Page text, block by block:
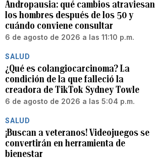
Andropausia: qué cambios atraviesan
los hombres después de los 50 y
cuándo conviene consultar
6 de agosto de 2026 a las 11:10 p.m.
SALUD
¿Qué es colangiocarcinoma? La
condición de la que falleció la
creadora de TikTok Sydney Towle
6 de agosto de 2026 a las 5:04 p.m.
SALUD
¡Buscan a veteranos! Videojuegos se
convertirán en herramienta de
bienestar